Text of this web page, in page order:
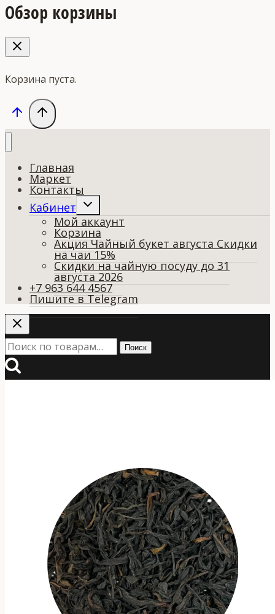
Обзор корзины
Корзина пуста.
Главная
Маркет
Контакты
Кабинет
Переключить
меню
Мой аккаунт
Корзина
Акция Чайный букет августа Скидки
на чаи 15%
Скидки на чайную посуду до 31
августа 2026
+7 963 644 4567
Пишите в Telegram
Искать: Поиск